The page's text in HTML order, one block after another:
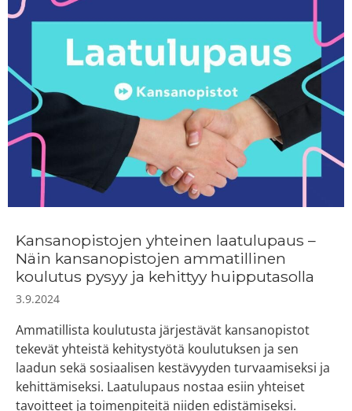
Kansanopistojen yhteinen laatulupaus –
Näin kansanopistojen ammatillinen
koulutus pysyy ja kehittyy huipputasolla
3.9.2024
Ammatillista koulutusta järjestävät kansanopistot
tekevät yhteistä kehitystyötä koulutuksen ja sen
laadun sekä sosiaalisen kestävyyden turvaamiseksi ja
kehittämiseksi. Laatulupaus nostaa esiin yhteiset
tavoitteet ja toimenpiteitä niiden edistämiseksi.